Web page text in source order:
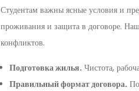
Студентам важны ясные условия и
проживания и защита в договоре.
конфликтов.
Подготовка жилья. Чистота,
Правильный формат договора.